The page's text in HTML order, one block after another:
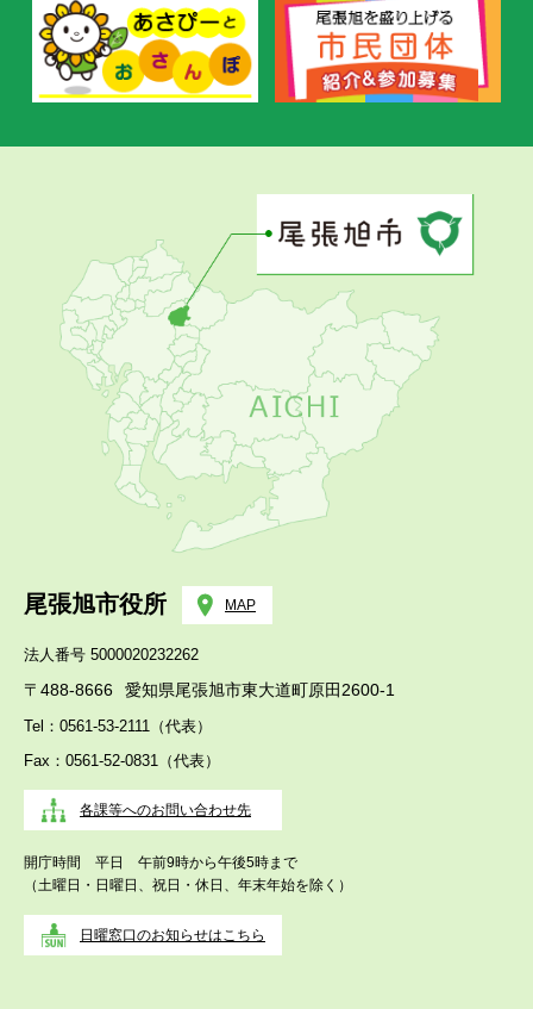
尾張旭市役所 MAP
法人番号 5000020232262
〒488-8666 愛知県尾張旭市東大道町原田2600-1
Tel：0561-53-2111（代表）
Fax：0561-52-0831（代表）
各課等へのお問い合わせ先
開庁時間 平日 午前9時から午後5時まで
（土曜日・日曜日、祝日・休日、年末年始を除く）
日曜窓口のお知らせはこちら